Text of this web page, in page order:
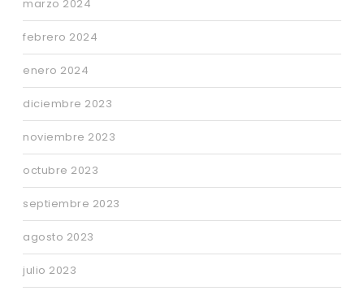
marzo 2024
febrero 2024
enero 2024
diciembre 2023
noviembre 2023
octubre 2023
septiembre 2023
agosto 2023
julio 2023